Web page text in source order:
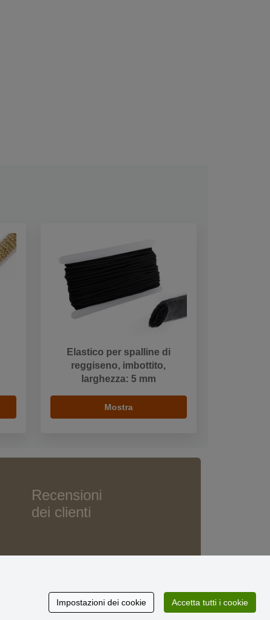
Elastico per spalline di
reggiseno, imbottito,
larghezza: 5 mm
Mostra
Recensioni
dei clienti
Impostazioni dei cookie Accetta tutti i cookie